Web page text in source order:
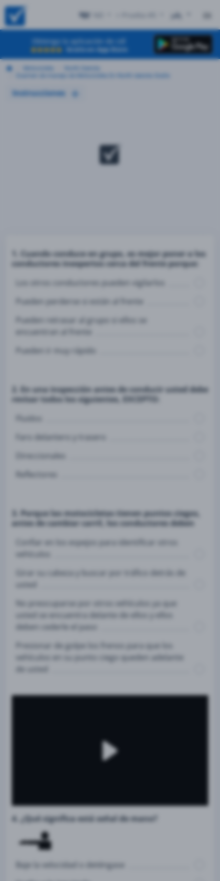
Obtenga la aplicación de cdl
Gratis en App Store
Instrucciones
1. Cuando conduce en grupo, es mejor poner a los
conductores inexpertos cerca del frente porque:
Los otros conductores pueden vigilarlos
Pueden perderse si están al frente
Pueden retrasar al grupo si ellos se
encuentran al frente
Pueden ir muy rápido
2. En una inspección antes de conducir usted debe
revisar todos los siguientes, EXCEPTO:
Faro delantero y trasero
Direccionales
Reflectores
3. Porque las motocicletas tienen puntos ciegos,
antes de cambiar carril, los conductores deben
Confiar en los espejos para identificar otros
vehículos
Girar su cabeza y buscar por tráfico detrás de
usted
No preocuparse por otros vehículos ya que
usted se encuentra delante de ellos y ellos
deben cederle el paso
Presionar de golpe los frenos para que los
vehículos en su punto ciego queden adelante
de usted
4. ¿Qué significa está señal de mano?
Baje la velocidad o deténgase